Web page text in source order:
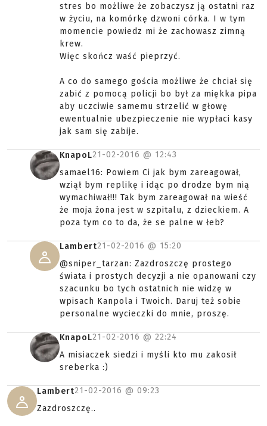
stres bo możliwe że zobaczysz ją ostatni raz
w życiu, na komórkę dzwoni córka. I w tym
momencie powiedz mi że zachowasz zimną
krew.
Więc skończ waść pieprzyć.
A co do samego gościa możliwe że chciał się
zabić z pomocą policji bo był za miękka pipa
aby uczciwie samemu strzelić w głowę
ewentualnie ubezpieczenie nie wypłaci kasy
jak sam się zabije.
KnapoL21-02-2016 @ 12:43
samael16: Powiem Ci jak bym zareagował,
wziął bym replikę i idąc po drodze bym nią
wymachiwał!!! Tak bym zareagował na wieść
że moja żona jest w szpitalu, z dzieckiem. A
poza tym co to da, że se palne w łeb?
Lambert21-02-2016 @ 15:20
@sniper_tarzan: Zazdroszczę prostego
świata i prostych decyzji a nie opanowani czy
szacunku bo tych ostatnich nie widzę w
wpisach Kanpola i Twoich. Daruj też sobie
personalne wycieczki do mnie, proszę.
KnapoL21-02-2016 @ 22:24
A misiaczek siedzi i myśli kto mu zakosił
sreberka :)
Lambert21-02-2016 @ 09:23
Zazdroszczę..